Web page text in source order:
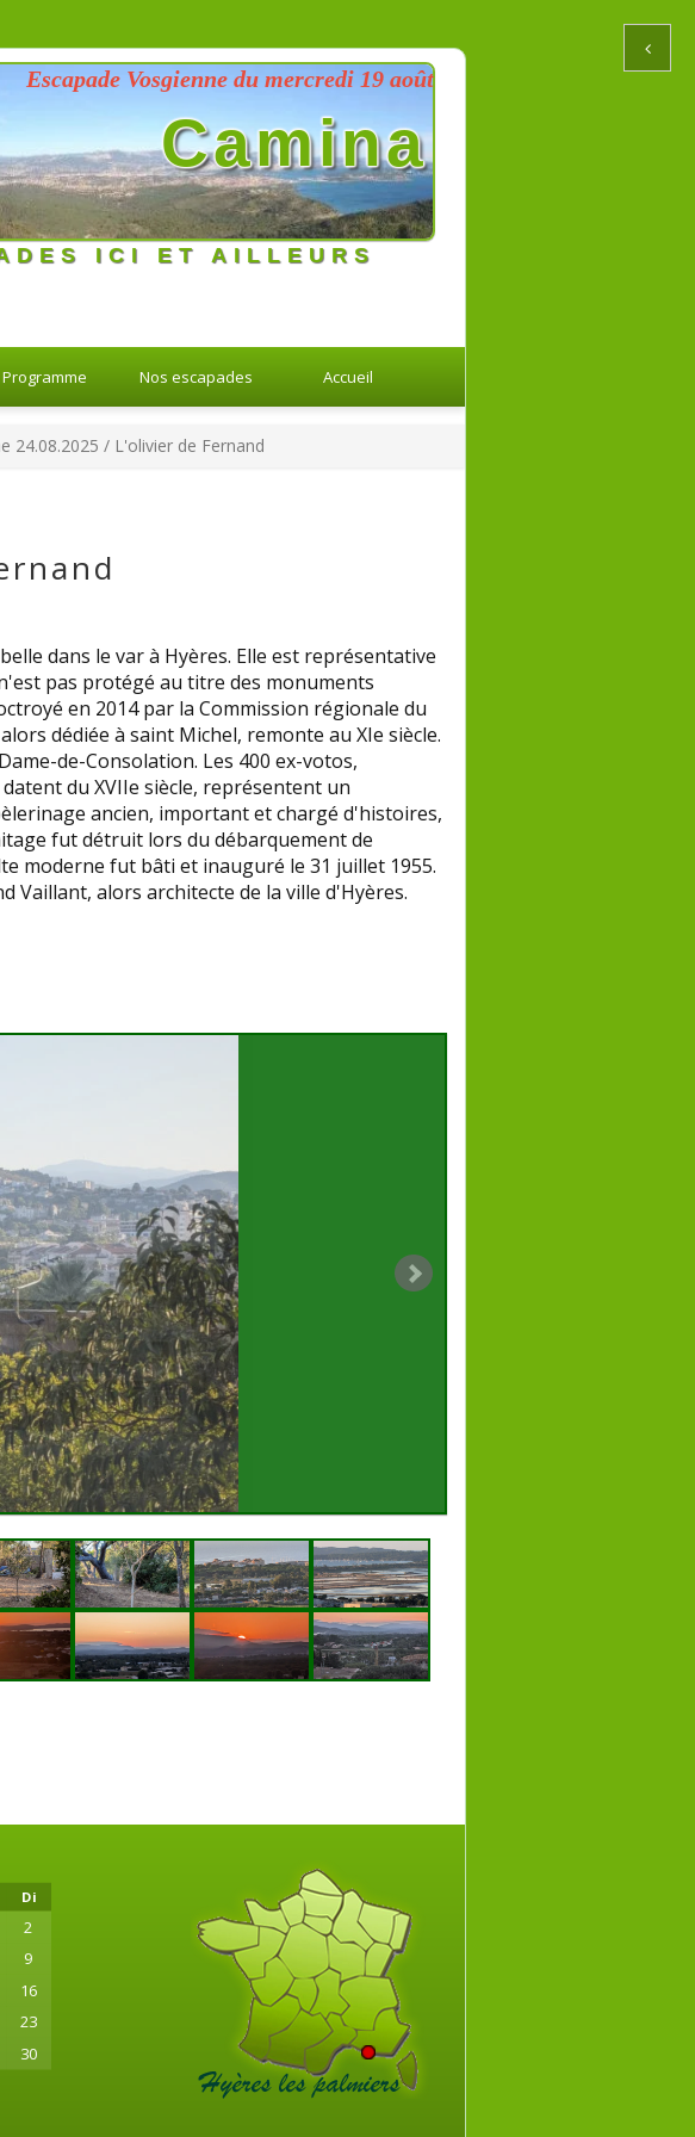
Vosgienne du mercredi 19 août 2026 au dimanche 23 août 2026
Camina
ICI ET AILLEURS
Programme Nos escapades Accueil
24.08.2025 / L'olivier de Fernand
dans le var à Hyères. Elle est représentative
pas protégé au titre des monuments
en 2014 par la Commission régionale du
dédiée à saint Michel, remonte au XIe siècle.
de-Consolation. Les 400 ex-votos,
du XVIIe siècle, représentent un
ancien, important et chargé d'histoires,
fut détruit lors du débarquement de
moderne fut bâti et inauguré le 31 juillet 1955.
Vaillant, alors architecte de la ville d'Hyères.
Di
2
9
16
23
30